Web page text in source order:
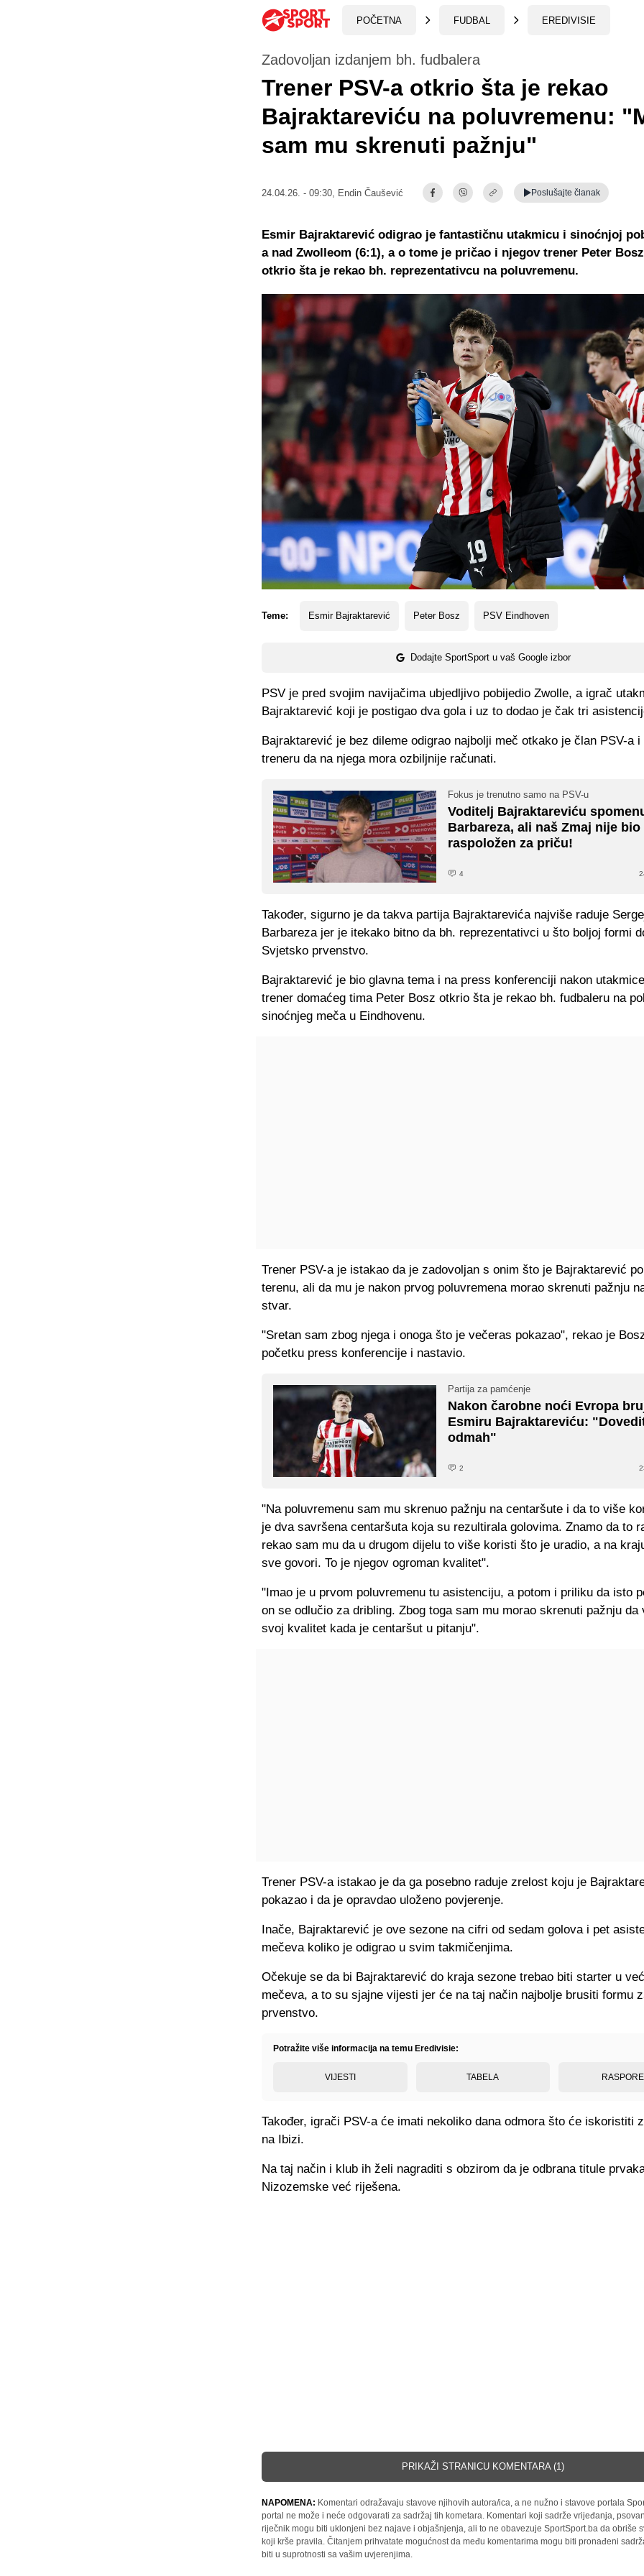
POČETNA FUDBAL EREDIVISIE
Zadovoljan izdanjem bh. fudbalera
Trener PSV-a otkrio šta je rekao
Bajraktareviću na poluvremenu:
sam mu skrenuti pažnju"
24.04.26. - 09:30, Endin Čaušević Poslušajte članak
Teme: Esmir Bajraktarević Peter Bosz PSV Eindhoven
Dodajte SportSport u vaš Google izbor
Esmir Bajraktarević odigrao je fantastičnu utakmicu i sinoćnjoj
a nad Zwolleom (6:1), a o tome je pričao i njegov trener Peter
otkrio šta je rekao bh. reprezentativcu na poluvremenu.
PSV je pred svojim navijačima ubjedljivo pobijedio Zwolle, a igrač
Bajraktarević koji je postigao dva gola i uz to dodao je čak tri
Bajraktarević je bez dileme odigrao najbolji meč otkako je član PSV-a i
treneru da na njega mora ozbiljnije računati.
Fokus je trenutno samo na PSV-u
Voditelj Bajraktareviću
Barbareza, ali naš Zmaj nije bio
raspoložen za priču!
4
Također, sigurno je da takva partija Bajraktarevića najviše raduje
Barbareza jer je itekako bitno da bh. reprezentativci u što boljoj formi
Svjetsko prvenstvo.
Bajraktarević je bio glavna tema i na press konferenciji nakon
trener domaćeg tima Peter Bosz otkrio šta je rekao bh. fudbaleru na
sinoćnjeg meča u Eindhovenu.
Trener PSV-a je istakao da je zadovoljan s onim što je Bajraktarević
terenu, ali da mu je nakon prvog poluvremena morao skrenuti pažnju
stvar.
"Sretan sam zbog njega i onoga što je večeras pokazao", rekao je
početku press konferencije i nastavio.
Partija za pamćenje
Nakon čarobne noći Evropa
Esmiru Bajraktareviću:
odmah"
2
"Na poluvremenu sam mu skrenuo pažnju na centaršute i da to više
je dva savršena centaršuta koja su rezultirala golovima. Znamo da to
rekao sam mu da u drugom dijelu to više koristi što je uradio, a na
sve govori. To je njegov ogroman kvalitet".
"Imao je u prvom poluvremenu tu asistenciju, a potom i priliku da isto
on se odlučio za dribling. Zbog toga sam mu morao skrenuti pažnju da
svoj kvalitet kada je centaršut u pitanju".
Trener PSV-a istakao je da ga posebno raduje zrelost koju je
pokazao i da je opravdao uloženo povjerenje.
Inače, Bajraktarević je ove sezone na cifri od sedam golova i pet
mečeva koliko je odigrao u svim takmičenjima.
Očekuje se da bi Bajraktarević do kraja sezone trebao biti starter u
mečeva, a to su sjajne vijesti jer će na taj način najbolje brusiti formu
prvenstvo.
Potražite više informacija na temu Eredivisie:
VIJESTI TABELA
Također, igrači PSV-a će imati nekoliko dana odmora što će iskoristiti
na Ibizi.
Na taj način i klub ih želi nagraditi s obzirom da je odbrana titule
Nizozemske već riješena.
PRIKAŽI STRANICU KOMENTARA (1)
NAPOMENA: Komentari odražavaju stavove njihovih autora/ica, a ne nužno i stavove portala
portal ne može i neće odgovarati za sadržaj tih kometara. Komentari koji sadrže vrijeđanja,
riječnik mogu biti uklonjeni bez najave i objašnjenja, ali to ne obavezuje SportSport.ba da obriše
koji krše pravila. Čitanjem prihvatate mogućnost da među komentarima mogu biti pronađeni
biti u suprotnosti sa vašim uvjerenjima.